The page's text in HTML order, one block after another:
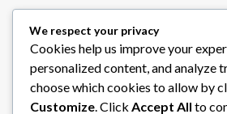
Create Random
Wheel of Names
August 6, 2026
We respect your privacy
Cookies help us improve your
personalized content, and analyze
choose which cookies to allow by
Customize. Click Accept All to